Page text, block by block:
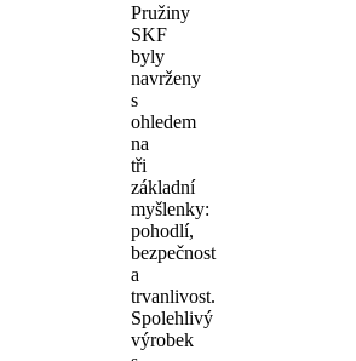
Pružiny
SKF
byly
navrženy
s
ohledem
na
tři
základní
myšlenky:
pohodlí,
bezpečnost
a
trvanlivost.
Spolehlivý
výrobek